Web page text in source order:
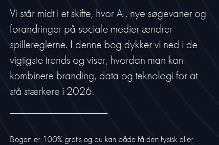
Vi står midt i et skifte, hvor AI, nye søgevaner og
forandringer på sociale medier ændrer
spillereglerne. I denne bog dykker vi ned i de
vigtigste trends og viser, hvordan man kan
kombinere branding, data og teknologi for at
stå stærkere i 2026.
Bogen er 100% gratis og du kan både få den fysisk eller